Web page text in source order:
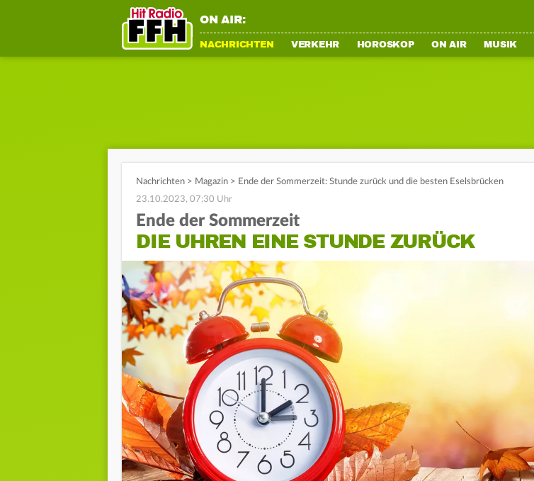
ON AIR:
NACHRICHTEN VERKEHR HOROSKOP ON AIR MUSIK
Nachrichten > Magazin > Ende der Sommerzeit: Stunde zurück und die besten Eselsbrücken
23.10.2023, 07:30 Uhr
Ende der Sommerzeit
DIE UHREN EINE STUNDE ZURÜCK